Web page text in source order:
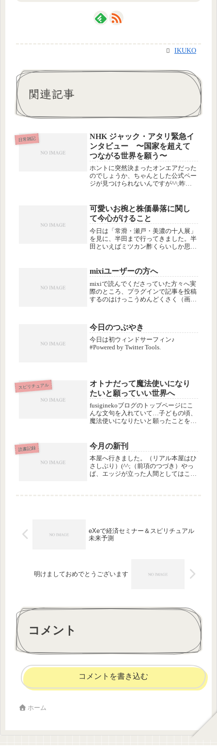
IKUKO
関連記事
日常雑記
NHK ジャック・アタリ緊急イ
ンタビュー 〜国家を超えて
つながる世界を願う〜
ホントに突然決まったオンエアだった
のでしょうか、ちゃんとした公式ペー
ジが見つけられないんですが^^;昨日
れました。ジャックアタリ「21世紀の
歴史」の感想はこちらこの本はす...
可愛いお椀と株価暴落に関し
て今心がけること
今日は「常滑・瀬戸・美濃の十人展」
を見に、半田まで行ってきました。半
田といえばミツカン酢くらいしか思い
ラリーのある図書館のあたりは閑静な
住宅街で、つとむ先生...
mixiユーザーの方へ
mixiで読んでくださっていた方々へ実
際のところ、プラグインで記事を投稿
するのはけっこうめんどくさく（画像
を外部ブログに変えてみたところ、
「IKUKOさんは外部ブログを...
今日のつぶやき
今日は初ウィンドサーフィン♪
#Powered by Twitter Tools.
スピリチュアル
オトナだって魔法使いになり
たいと願っていい世界へ
fusiginekoブログのトップページにこ
んな文句を入れていて…子どもの頃、
魔法使いになりたいと願ったことを覚
けたいと思います。これ、自分的には
本気も本気、大まじめにそう...
読書記録 今月の新刊
本屋へ行きました。（リアル本屋はひ
さしぶり）(^^;（前項のつづき）やっ
ぱ、エッジが立った人間としてはこれ
eXeで経済セミナー＆スピリチュアル
未来予測
明けましておめでとうございます
コメント
コメントを書き込む
ホーム